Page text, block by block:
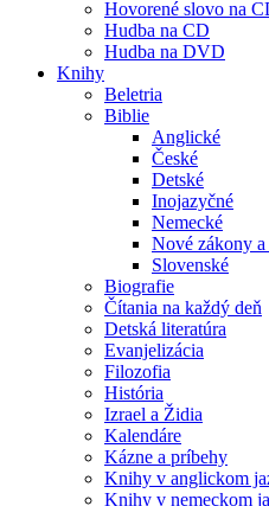
Hovorené slovo na
Hudba na CD
Hudba na DVD
Knihy
Beletria
Biblie
Anglické
České
Detské
Inojazyčné
Nemecké
Nové zákony
Slovenské
Biografie
Čítania na každý deň
Detská literatúra
Evanjelizácia
Filozofia
História
Izrael a Židia
Kalendáre
Kázne a príbehy
Knihy v anglickom
Knihy v nemeckom